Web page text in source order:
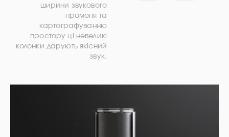
ширини звукового
променя та
картографуванню
простору ці невеликі
колонки дарують якісний
звук.